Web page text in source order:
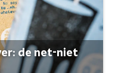
de net-niet